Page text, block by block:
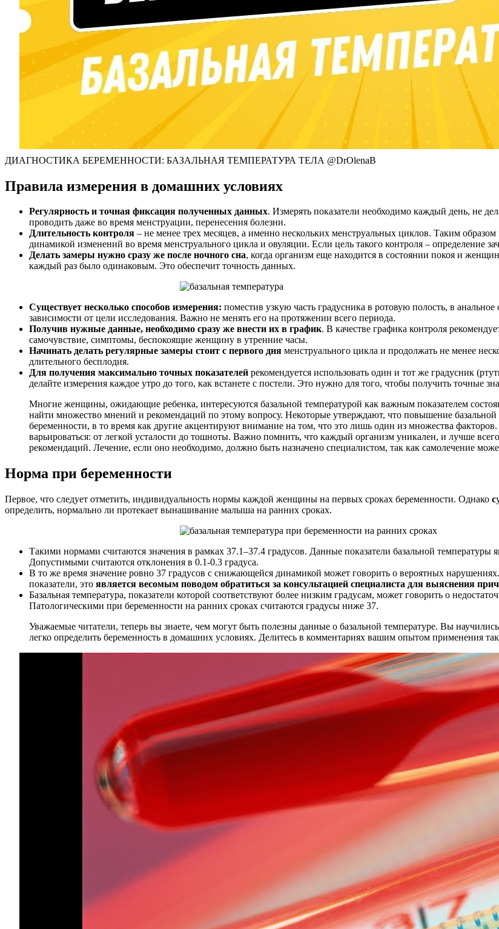
ДИАГНОСТИКА БЕРЕМЕННОСТИ: БАЗАЛЬНАЯ ТЕМПЕРАТУРА ТЕЛА @DrOlenaB
Правила измерения в домашних условиях
Регулярность и точная фиксация полученных данных. Измерять показатели необходимо каждый день, не
проводить даже во время менструации, перенесения болезни.
Длительность контроля – не менее трех месяцев, а именно нескольких менструальных циклов. Таким
динамикой изменений во время менструального цикла и овуляции. Если цель такого контроля – определение
Делать замеры нужно сразу же после ночного сна, когда организм еще находится в состоянии покоя и
каждый раз было одинаковым. Это обеспечит точность данных.
Существует несколько способов измерения: поместив узкую часть градусника в ротовую полость, в
зависимости от цели исследования. Важно не менять его на протяжении всего периода.
Получив нужные данные, необходимо сразу же внести их в график. В качестве графика контроля
самочувствие, симптомы, беспокоящие женщину в утренние часы.
Начинать делать регулярные замеры стоит с первого дня менструального цикла и продолжать не менее
длительного бесплодия.
Для получения максимально точных показателей рекомендуется использовать один и тот же градусник
делайте измерения каждое утро до того, как встанете с постели. Это нужно для того, чтобы получить точные
Многие женщины, ожидающие ребенка, интересуются базальной температурой как важным показателем
найти множество мнений и рекомендаций по этому вопросу. Некоторые утверждают, что повышение
беременности, в то время как другие акцентируют внимание на том, что это лишь один из множества
варьироваться: от легкой усталости до тошноты. Важно помнить, что каждый организм уникален, и лучше
рекомендаций. Лечение, если оно необходимо, должно быть назначено специалистом, так как самолечение
Норма при беременности
Первое, что следует отметить, индивидуальность нормы каждой женщины на первых сроках беременности. Однако с
определить, нормально ли протекает вынашивание малыша на ранних сроках.
Такими нормами считаются значения в рамках 37.1–37.4 градусов. Данные показатели базальной
Допустимыми считаются отклонения в 0.1-0.3 градуса.
В то же время значение ровно 37 градусов с снижающейся динамикой может говорить о вероятных
показатели, это является весомым поводом обратиться за консультацией специалиста для выяснения
Базальная температура, показатели которой соответствуют более низким градусам, может говорить о
Патологическими при беременности на ранних сроках считаются градусы ниже 37.
Уважаемые читатели, теперь вы знаете, чем могут быть полезны данные о базальной температуре. Вы
легко определить беременность в домашних условиях. Делитесь в комментариях вашим опытом применения